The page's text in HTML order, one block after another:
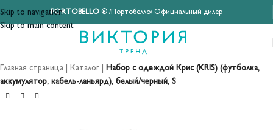
Skip to navigation
Skip to main content
PORTOBELLO® /Портобелло/ Официальный дилер
Главная страница Каталог
Набор с одеждой Крис (KRIS) (футболка,
аккумулятор, кабель-ланьярд), белый/черный, S